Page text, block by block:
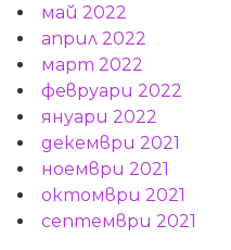
май 2022
април 2022
март 2022
февруари 2022
януари 2022
декември 2021
ноември 2021
октомври 2021
септември 2021